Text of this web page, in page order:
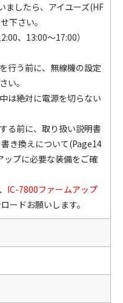
ましたら、アイユーズ(HF
下さい。
、13:00～17:00）
行う前に、無線機の設定
い。
は絶対に電源を切らない
る前に、取り扱い説明書
き換えについて(Page14
ップに必要な装備をご確
IC-7800ファームアップ
ードお願いします。